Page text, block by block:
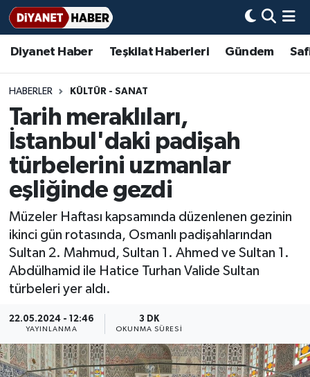
Diyanet Haber Teşkilat Haberleri Gündem
HABERLER KÜLTÜR - SANAT
Tarih meraklıları,
İstanbul'daki padişah
türbelerini uzmanlar
eşliğinde gezdi
Müzeler Haftası kapsamında düzenlenen gezinin
ikinci gün rotasında, Osmanlı padişahlarından
Sultan 2. Mahmud, Sultan 1. Ahmed ve Sultan 1.
Abdülhamid ile Hatice Turhan Valide Sultan
türbeleri yer aldı.
22.05.2024 - 12:46
YAYINLANMA
3 DK
OKUNMA SÜRESI
Diyanet Haber
Teşkilat Haberleri
Adana Müftülüğü
Adıyaman Müftülüğü
Afyonkarahisar Müftülüğü
Ağrı Müftülüğü
Aksaray Müftülüğü
Amasya Müftülüğü
Ankara Müftülüğü
Antalya Müftülüğü
Ardahan Müftülüğü
Artvin Müftülüğü
Gündem
#Keşfet
Bir Ayet
Bir Hikaye
Biyografiler
Dini kavramlar
Diyanet Bilgi
Diyanet Takvimi
Dualar
Hadislerle İslam
Kudüs
Kurban
Basında Bugün
DİYANET eKİTAP
Diyanet Dergi
Aile Dergisi
Aylık Dergi
Hutbeler
DİYANET AKADEMİ
İmam Hatip Okulları
Başmakale
Hadis-i Şerifler
Hayat Okumaları
Nöbetçi Eczaneler
Hava Durumu
Ankara Namaz Vakitleri
Trafik Durumu
Süper Lig Puan Durumu ve Fikstür
Tüm Manşetler
Son Dakika Haberleri
Haber Arşivi